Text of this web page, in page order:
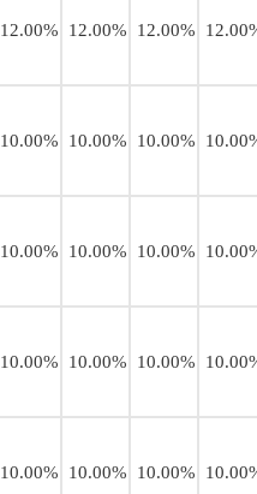
12.00% 12.00% 12.00%
10.00% 10.00% 10.00%
10.00% 10.00% 10.00%
10.00% 10.00% 10.00%
10.00% 10.00% 10.00%